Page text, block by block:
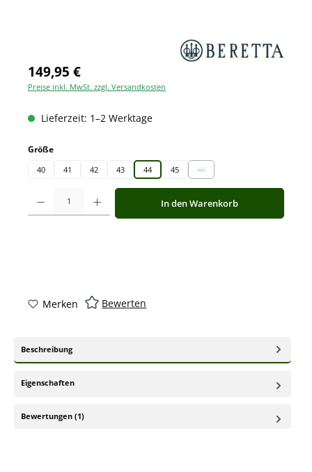
149,95 €
Preise inkl. MwSt. zzgl. Versandkosten
Lieferzeit: 1–2 Werktage
Größeauswählen
40 41 42 43 44 45 46
(Diese Option ist zurzeit nicht
Produkt Anzahl: Gib den gewünschten Wert ein oder benutze die
In den Warenkorb
Merken Bewerten
Beschreibung
Eigenschaften
Bewertungen (1)